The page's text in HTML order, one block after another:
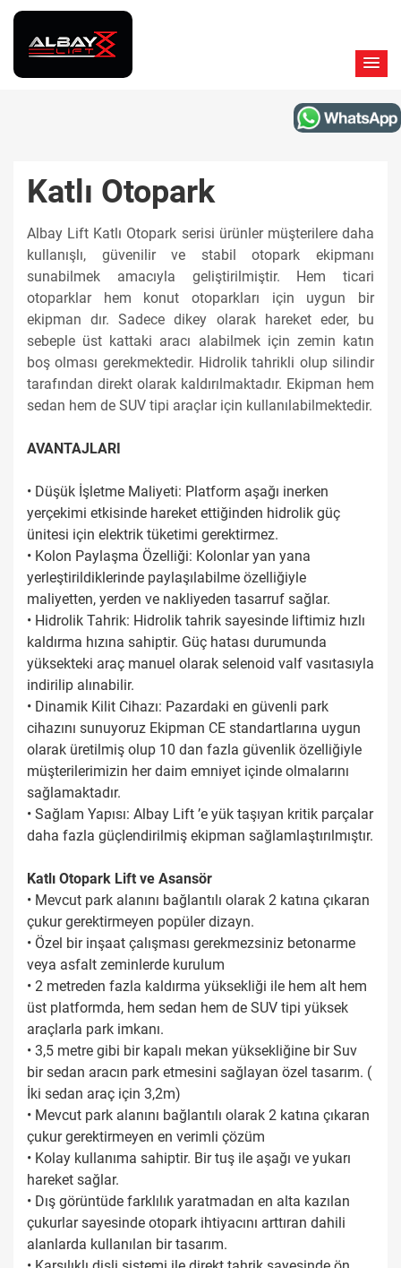
Katlı Otopark
Albay Lift Katlı Otopark serisi ürünler müşterilere daha
kullanışlı, güvenilir ve stabil otopark ekipmanı
sunabilmek amacıyla geliştirilmiştir. Hem ticari
otoparklar hem konut otoparkları için uygun bir
ekipman dır. Sadece dikey olarak hareket eder, bu
sebeple üst kattaki aracı alabilmek için zemin katın
boş olması gerekmektedir. Hidrolik tahrikli olup silindir
tarafından direkt olarak kaldırılmaktadır. Ekipman hem
sedan hem de SUV tipi araçlar için kullanılabilmektedir.
AVANTAJLARI
• Düşük İşletme Maliyeti: Platform aşağı inerken
yerçekimi etkisinde hareket ettiğinden hidrolik güç
ünitesi için elektrik tüketimi gerektirmez.
• Kolon Paylaşma Özelliği: Kolonlar yan yana
yerleştirildiklerinde paylaşılabilme özelliğiyle
maliyetten, yerden ve nakliyeden tasarruf sağlar.
• Hidrolik Tahrik: Hidrolik tahrik sayesinde liftimiz hızlı
kaldırma hızına sahiptir. Güç hatası durumunda
yüksekteki araç manuel olarak selenoid valf vasıtasıyla
indirilip alınabilir.
• Dinamik Kilit Cihazı: Pazardaki en güvenli park
cihazını sunuyoruz Ekipman CE standartlarına uygun
olarak üretilmiş olup 10 dan fazla güvenlik özelliğiyle
müşterilerimizin her daim emniyet içinde olmalarını
sağlamaktadır.
• Sağlam Yapısı: Albay Lift ’e yük taşıyan kritik parçalar
daha fazla güçlendirilmiş ekipman sağlamlaştırılmıştır.
Katlı Otopark Lift ve Asansör
• Mevcut park alanını bağlantılı olarak 2 katına çıkaran
çukur gerektirmeyen popüler dizayn.
• Özel bir inşaat çalışması gerekmezsiniz betonarme
veya asfalt zeminlerde kurulum
• 2 metreden fazla kaldırma yüksekliği ile hem alt hem
üst platformda, hem sedan hem de SUV tipi yüksek
araçlarla park imkanı.
• 3,5 metre gibi bir kapalı mekan yüksekliğine bir Suv
bir sedan aracın park etmesini sağlayan özel tasarım. (
İki sedan araç için 3,2m)
• Mevcut park alanını bağlantılı olarak 2 katına çıkaran
çukur gerektirmeyen en verimli çözüm
• Kolay kullanıma sahiptir. Bir tuş ile aşağı ve yukarı
hareket sağlar.
• Dış görüntüde farklılık yaratmadan en alta kazılan
çukurlar sayesinde otopark ihtiyacını arttıran dahili
alanlarda kullanılan bir tasarım.